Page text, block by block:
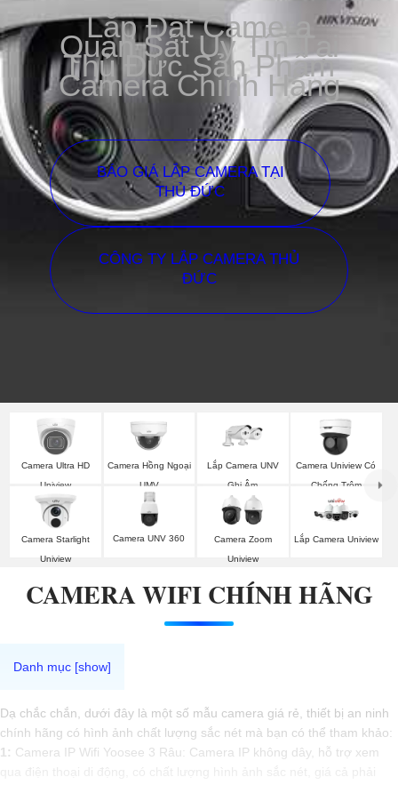
Lắp Đặt Camera
Quan Sát Uy Tín Tại
Thủ Đức Sản Phẩm
Camera Chính Hãng
BÁO GIÁ LẮP CAMERA TẠI
THỦ ĐỨC
CÔNG TY LẮP CAMERA THỦ
ĐỨC
Camera Ultra HD
Uniview
Camera Hồng Ngoại
UMV
Lắp Camera UNV
Ghi Âm
Camera Uniview Có
Chống Trộm
Camera Starlight
Uniview
Camera UNV 360
Camera Zoom
Uniview
Lắp Camera Uniview
CAMERA WIFI CHÍNH HÃNG
Dạ chắc chắn, dưới đây là một số mẫu camera giá rẻ, thiết bị an ninh
chính hãng có hình ảnh chất lượng sắc nét mà bạn có thể tham khảo:
1: Camera IP Wifi Yoosee 3 Râu: Camera IP không dây, hỗ trợ xem